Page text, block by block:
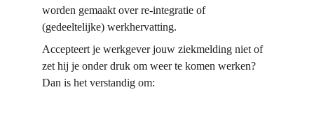
worden gemaakt over re-integratie of
(gedeeltelijke) werkhervatting.
Accepteert je werkgever jouw ziekmelding niet of
zet hij je onder druk om weer te komen werken?
Dan is het verstandig om: